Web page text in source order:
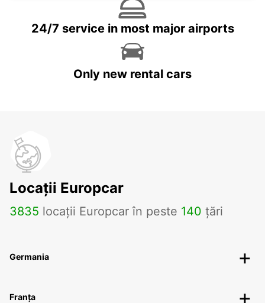
24/7 service in most major airports
Only new rental cars
Locații Europcar
3835 locații Europcar în peste 140 țări
Germania
Franța